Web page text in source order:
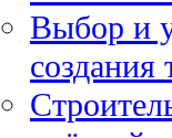
Выбор и
создания